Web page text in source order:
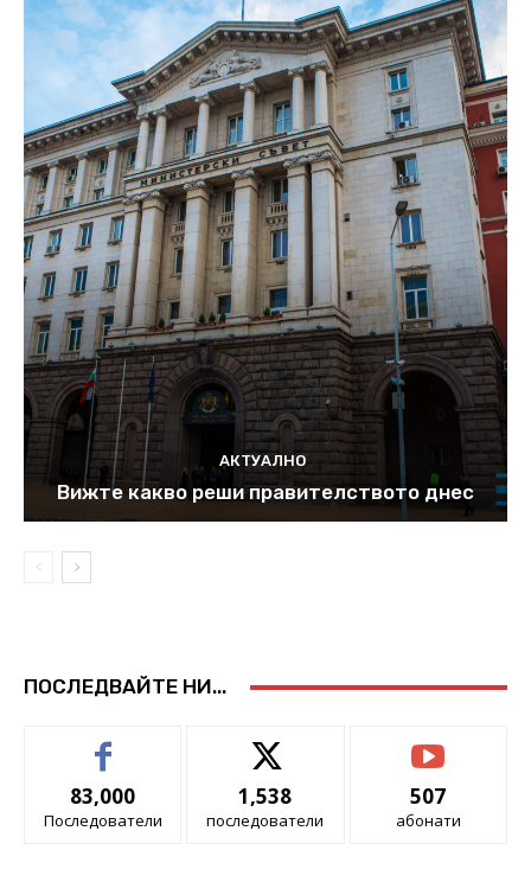
АКТУАЛНО
Вижте какво реши правителството днес
ПОСЛЕДВАЙТЕ НИ...
83,000
Последователи
1,538
последователи
507
абонати